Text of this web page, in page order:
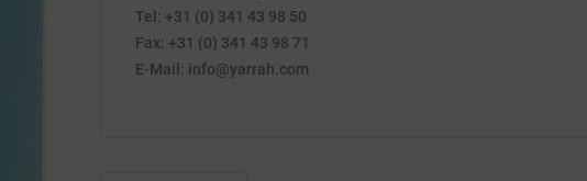
Tel: +31 (0) 341 43 98 50
Fax: +31 (0) 341 43 98 71
E-Mail: info@yarrah.com